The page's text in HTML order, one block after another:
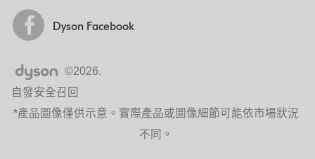
Dyson Pure Cool™空氣清淨氣流倍增器使
用小型的高效DC馬達且覆蓋360°玻璃
HEPA濾網，外型遠比一般清淨機小巧。
有的清淨機每月都需仰賴用戶辛勤地更
換、清洗及晾乾濾網，而在等待濾網乾燥
Dyson Facebook
©2026.
自發安全召回
*產品圖像僅供示意。實際產品或圖像細節可能依市場狀況
不同。